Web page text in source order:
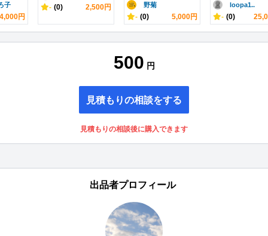
子
4,000円
- (0) 2,500円 野菊
- (0) 5,000円
loopa1..
- (0)
500 円
見積もりの相談をする
見積もりの相談後に購入できます
出品者プロフィール